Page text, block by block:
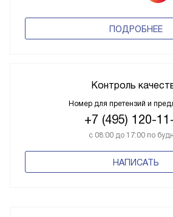
ПОДРОБНЕЕ
Контроль
Номер для претензий и
+7 (495) 120-
с 08:00 до 17:00 по
НАПИСАТЬ